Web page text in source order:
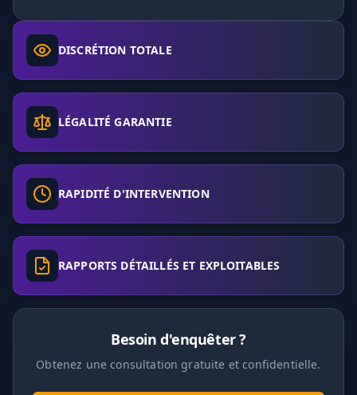
DISCRÉTION TOTALE
LÉGALITÉ GARANTIE
RAPIDITÉ D'INTERVENTION
RAPPORTS DÉTAILLÉS ET EXPLOITABLES
Besoin d'enquêter ?
Obtenez une consultation gratuite et confidentielle.